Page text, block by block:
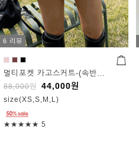
6 리뷰
멀티포켓 카고스커트-(속반바지포함)
88,000원 44,000원
size(XS,S,M,L)
★★★★★ 5